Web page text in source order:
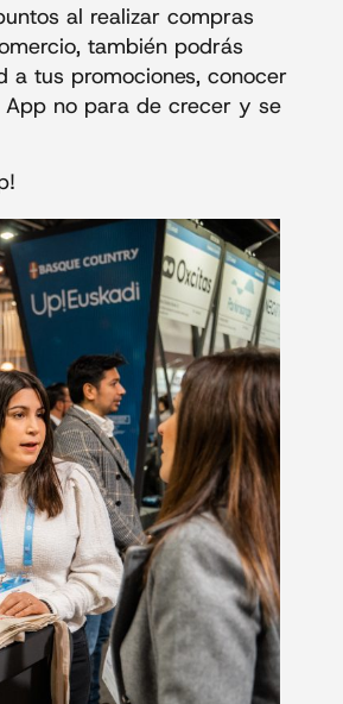
al realizar compras
también podrás
a tus promociones, conocer
App no para de crecer y se